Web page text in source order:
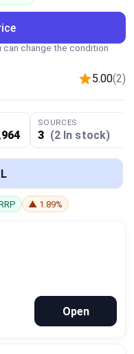
can change the condition
5.00(2)
SOURCES
3 (2 In stock)
▲ 1.89%
Open